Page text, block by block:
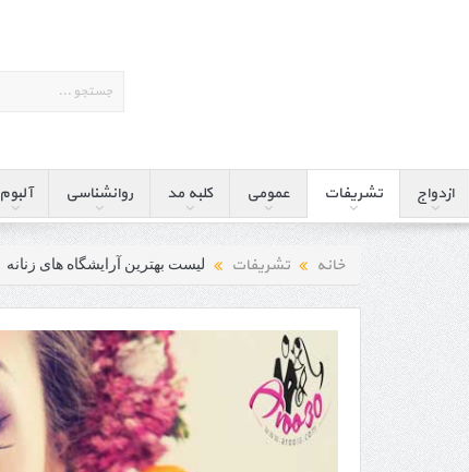
ازدواج تشریفات عمومی کلبه مد روانشناسی آلبوم
خانه تشریفات لیست بهترین آرایشگاه های زنانه